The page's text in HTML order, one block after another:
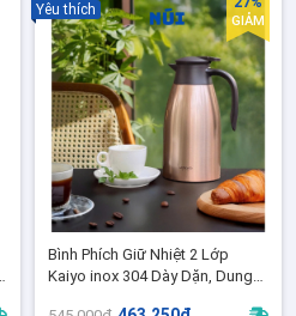
Bình Phích Giữ Nhiệt 2 Lớp
Kaiyo inox 304 Dày Dặn, Dung
Yêu thích
GIẢM